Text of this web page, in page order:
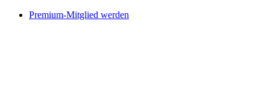
Premium-Mitglied werden